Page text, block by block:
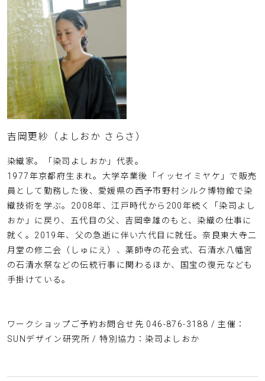
吉岡更紗（よしおか さらさ）
染織家。「染司よしおか」代表。
1977年京都府生まれ。大学卒業後「イッセイミヤケ」で販売
員として勤務した後、愛媛県の西予市野村シルク博物館で染
織技術を学ぶ。2008年、江戸時代から200年続く「染司よし
おか」に戻り、五代目の父、吉岡幸雄のもと、染織の仕事に
就く。2019年、父の急逝に伴い六代目に就任。奈良東大寺二
月堂の修二会（しゅにえ）、薬師寺の花会式、石清水八幡宮
の石清水祭などの伝統行事に関わるほか、国宝の復元なども
手掛けている。
ワークショップご予約お問合せ先 046-876-3188 / 主催：
SUNデザイン研究所 / 特別協力：染司よしおか